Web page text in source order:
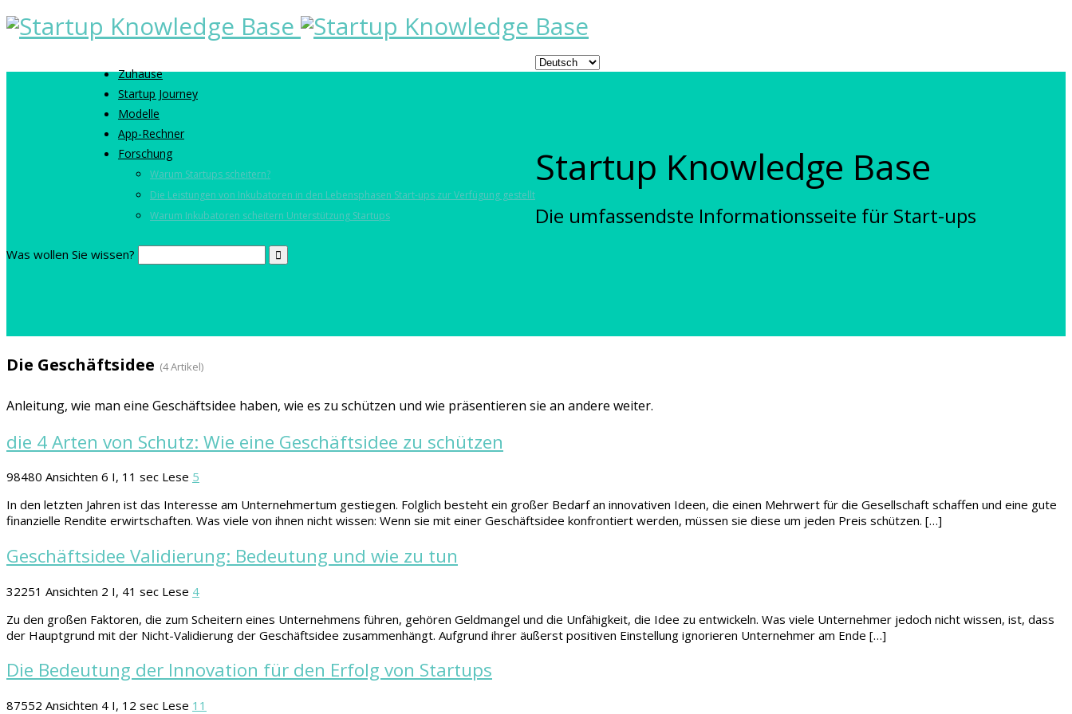
Zuhause
Startup Journey
Modelle
App-Rechner
Forschung
Warum Startups scheitern?
Die Leistungen von Inkubatoren in den Lebensphasen Start-ups zur Verfügung gestellt
Warum Inkubatoren scheitern Unterstützung Startups
Startup Knowledge Base
Die umfassendste Informationsseite für Start-ups
Was wollen Sie wissen?
Die Geschäftsidee (4 Artikel)
Anleitung, wie man eine Geschäftsidee haben, wie es zu schützen und wie präsentieren sie an andere weiter.
die 4 Arten von Schutz: Wie eine Geschäftsidee zu schützen
98480 Ansichten 6 I, 11 sec Lese 5
In den letzten Jahren ist das Interesse am Unternehmertum gestiegen. Folglich besteht ein großer Bedarf an innovativen Ideen, die einen Mehrwert für die Gesellschaft schaffen und eine gute
finanzielle Rendite erwirtschaften. Was viele von ihnen nicht wissen: Wenn sie mit einer Geschäftsidee konfrontiert werden, müssen sie diese um jeden Preis schützen. […]
Geschäftsidee Validierung: Bedeutung und wie zu tun
32251 Ansichten 2 I, 41 sec Lese 4
Zu den großen Faktoren, die zum Scheitern eines Unternehmens führen, gehören Geldmangel und die Unfähigkeit, die Idee zu entwickeln. Was viele Unternehmer jedoch nicht wissen, ist, dass
der Hauptgrund mit der Nicht-Validierung der Geschäftsidee zusammenhängt. Aufgrund ihrer äußerst positiven Einstellung ignorieren Unternehmer am Ende […]
Die Bedeutung der Innovation für den Erfolg von Startups
87552 Ansichten 4 I, 12 sec Lese 11